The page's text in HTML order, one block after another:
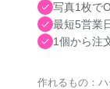
写真1枚で
最短5営業
1個から注
作れるもの：